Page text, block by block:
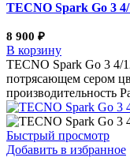
TECNO Spark Go 3
8 900 ₽
В корзину
TECNO Spark Go 3 4/
потрясающем сером
производительность
Быстрый просмотр
Добавить в избранное